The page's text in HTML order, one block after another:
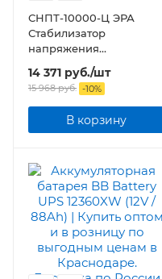
СНПТ-10000-Ц ЭРА
Стабилизатор
напряжения
переносной, ц.д., 140-
260В/220/В, 10000ВА
14 371 руб./шт
15 968руб. -10%
В корзину